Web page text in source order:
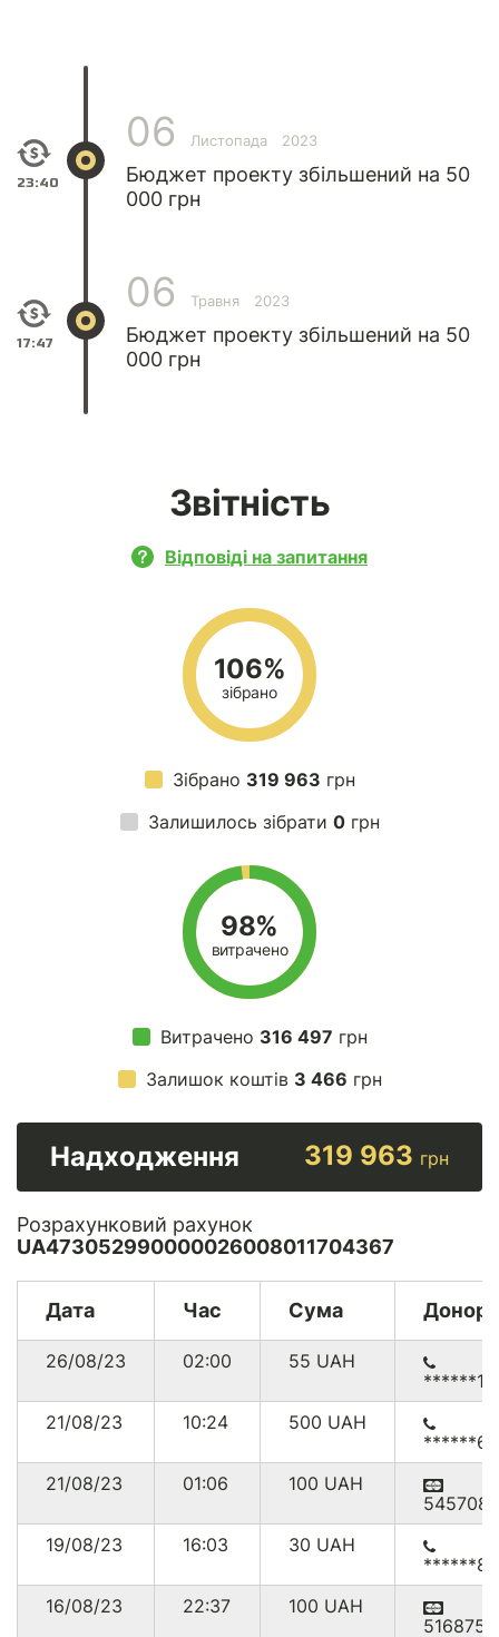
23:40
06 Листопада 2023
Бюджет проекту збільшений на 50
000 грн
17:47
06 Травня 2023
Бюджет проекту збільшений на 50
000 грн
Звітність
Відповіді на запитання
106%
зібрано
Зібрано 319 963 грн
Залишилось зібрати 0грн
98%
витрачено
Витрачено 316 497 грн
Залишок коштів 3 466 грн
Надходження 319 963 грн
Розрахунковий рахунок
UA473052990000026008011704367
Дата Час Сума Донор
26/08/23 02:00 55 UAH
21/08/23
10:24 500 UAH
21/08/23
01:06 100 UAH
19/08/23
16:03 30 UAH
16/08/23
22:37 100 UAH